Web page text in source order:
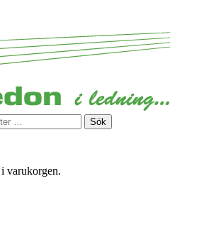
Sök
varukorgen.